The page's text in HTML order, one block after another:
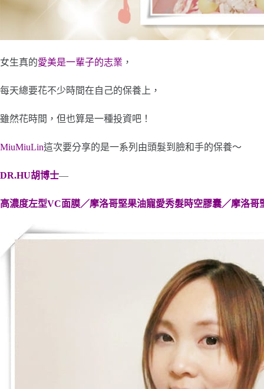
女生真的愛美是一輩子的志業 ，
每天總要花不少時間在自己的保養上，
雖然花時間，但也算是一種投資吧！
MiuMiuLin這次要分享的是一系列由頭髮到臉和手的保養～
DR.HU胡博士—
高濃度左型VC面膜／摩洛哥堅果油寵愛秀髮時空膠囊／摩洛哥